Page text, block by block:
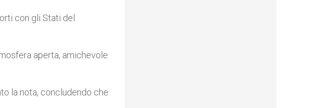
con gli Stati del
aperta, amichevole
la nota, concludendo che